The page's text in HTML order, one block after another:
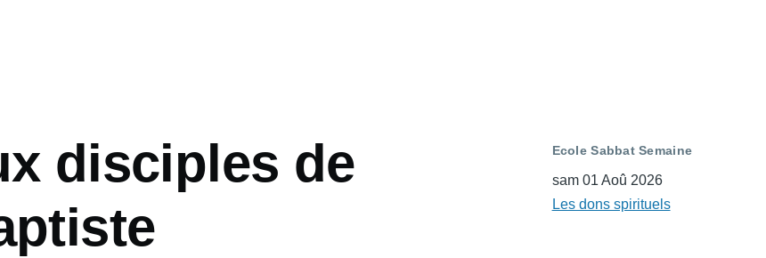
disciples de
Ecole Sabbat Semaine
sam 01 Aoû 2026
Les dons spirituels